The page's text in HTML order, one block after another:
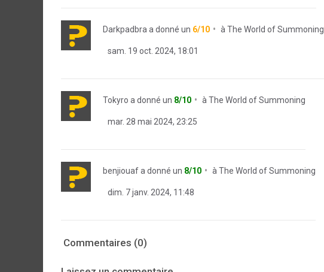
Darkpadbra a donné un 6/10 à The World of Summoning
sam. 19 oct. 2024, 18:01
Tokyro a donné un 8/10 à The World of Summoning
mar. 28 mai 2024, 23:25
benjiouafa donné un 8/10 à The World of Summoning
dim. 7 janv. 2024, 11:48
Commentaires (0)